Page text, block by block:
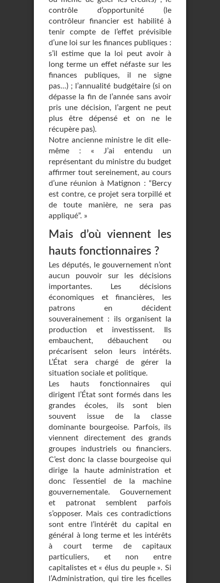
contrôle d’opportunité (le
contrôleur financier est habilité à
tenir compte de l’effet prévisible
d’une loi sur les finances publiques :
s’il estime que la loi peut avoir à
long terme un effet néfaste sur les
finances publiques, il ne signe
pas...) ; l’annualité budgétaire (si on
dépasse la fin de l’année sans avoir
pris une décision, l’argent ne peut
plus être dépensé et on ne le
récupère pas).
Notre ancienne ministre le dit elle-
même : « J’ai entendu un
représentant du ministre du budget
affirmer tout sereinement, au cours
d’une réunion à Matignon : “Bercy
est contre, ce projet sera torpillé et
de toute manière, ne sera pas
appliqué”. »
Mais d’où viennent les
hauts fonctionnaires ?
Les députés, le gouvernement n’ont
aucun pouvoir sur les décisions
importantes. Les décisions
économiques et financières, les
patrons en décident
souverainement : ils organisent la
production et investissent. Ils
embauchent, débauchent ou
précarisent selon leurs intérêts.
L’État sera chargé de gérer la
situation sociale et politique.
Les hauts fonctionnaires qui
dirigent l’État sont formés dans les
grandes écoles, ils sont bien
souvent issue de la classe
dominante bourgeoise. Parfois, ils
viennent directement des grands
groupes industriels ou financiers.
C’est donc la classe bourgeoise qui
dirige la haute administration et
donc l’essentiel de la machine
gouvernementale. Gouvernement
et patronat semblent parfois
s’opposer. Mais ces contradictions
sont entre l’intérêt du capital en
général à long terme et les intérêts
à court terme de capitaux
particuliers, et non entre
capitalistes et « élus du peuple ». Si
l’Administration, qui tire les ficelles